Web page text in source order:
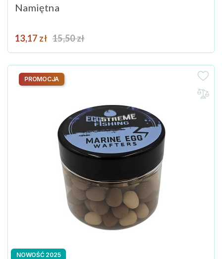
Namiętna
Cena
13,17 zł Cena podstawowa
15,50 zł
NOWOŚĆ 2025
PROMOCJA